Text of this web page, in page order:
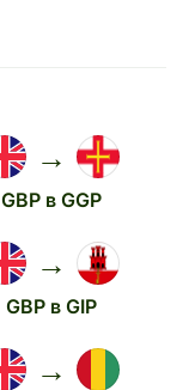
→
GBP в GGP
→
GBP в GIP
→